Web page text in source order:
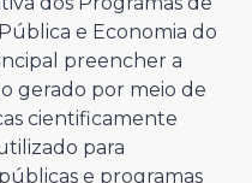
e Economia do
preencher a
gerado por meio de
cientificamente
para
e programas